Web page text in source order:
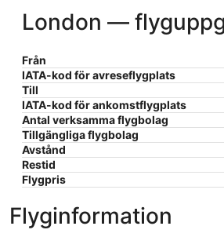
London —
Från
IATA-kod för avreseflygplats
Till
IATA-kod för ankomstflygplats
Antal verksamma flygbolag
Tillgängliga flygbolag
Avstånd
Restid
Flygpris
Flyginformation